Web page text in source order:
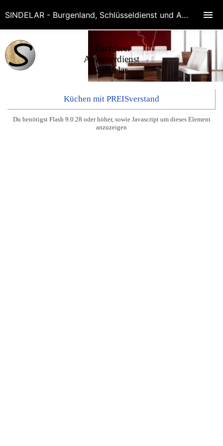
Tischlerei
Aufsperrdienst
Sindelar
Küchen mit PREISverstand
Du benötigst Flash 9.0.28 oder höher, sowie Javascript um dieses Element
anzuzeigen
SINDELAR - Burgenland, Schlüsseldienst und Aufperrdienste in Eisenstadt, Wr.Neustadt, Baden, Schwechat, Bruck, Mödling! Rufen Sie 0676-75 64 780